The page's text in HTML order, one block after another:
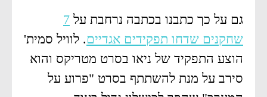
גם על כך כתבנו בכתבה נרחבת על 7
שחקנים שדחו תפקידים אגדיים. לוויל סמית'
הוצע התפקיד של ניאו בסרט מטריקס והוא
סירב על מנת להשתתף בסרט "פרוע על